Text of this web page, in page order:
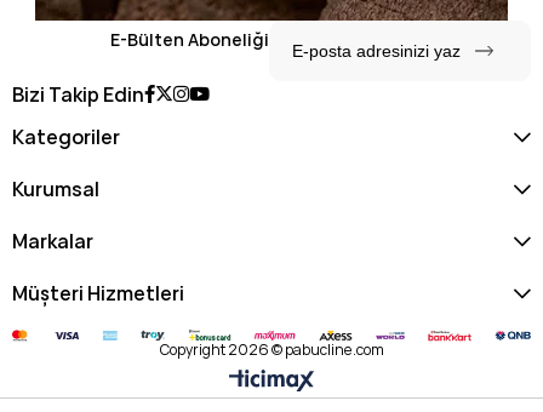
E-Bülten Aboneliği
Bizi Takip Edin
Kategoriler
Kurumsal
Markalar
Müşteri Hizmetleri
Copyright 2026 © pabucline.com